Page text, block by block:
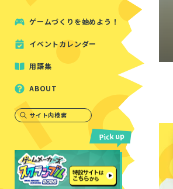
ゲームづくりを始めよう！
イベントカレンダー
用語集
ABOUT
サイト内検索